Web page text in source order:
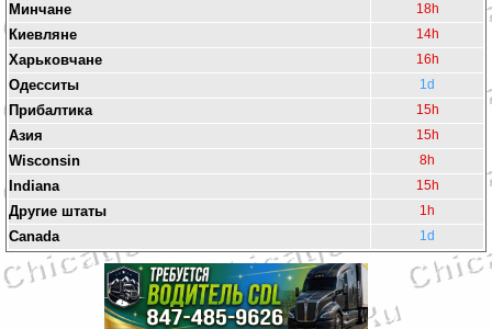
Минчане 18h
Киевляне 14h
Харьковчане 16h
Одесситы 1d
Прибалтика 15h
Азия 15h
Wisconsin 8h
Indiana 15h
Другие штаты 1h
Canada 1d